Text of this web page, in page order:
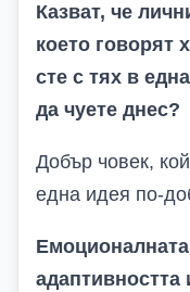
Казват, че
което говорят
сте с тях в
да чуете днес?
Добър човек,
една идея по-
адаптивността